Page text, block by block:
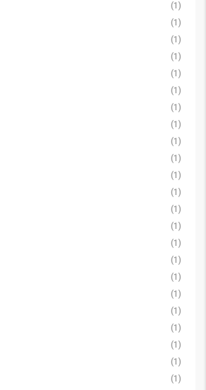
(1)
(1)
(1)
(1)
(1)
(1)
(1)
(1)
(1)
(1)
(1)
(1)
(1)
(1)
(1)
(1)
(1)
(1)
(1)
(1)
(1)
(1)
(1)